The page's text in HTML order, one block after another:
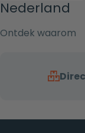
Nederland
Ontdek waarom